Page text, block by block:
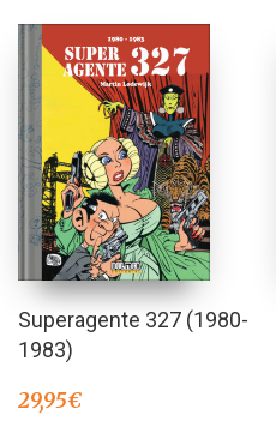
Superagente 327 (1980-
1983)
29,95€